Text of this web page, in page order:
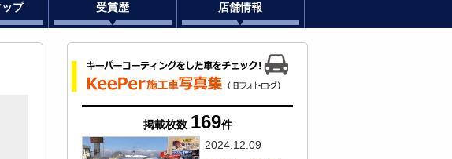
プ
受賞歴
店舗情報
掲載枚数 169件
2024.12.09